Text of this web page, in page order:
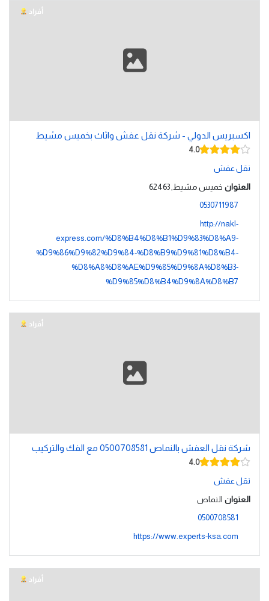
أفراد
اكسبريس الدولي - شركة نقل عفش واثاث بخميس مشيط
4.0
نقل عفش
العنوان خميس مشيط, 62463
0530711987
http://nakl-
express.com/%D8%B4%D8%B1%D9%83%D8%A9-
%D9%86%D9%82%D9%84-%D8%B9%D9%81%D8%B4-
%D8%A8%D8%AE%D9%85%D9%8A%D8%B3-
%D9%85%D8%B4%D9%8A%D8%B7
أفراد
شركة نقل العفش بالنماص 0500708581 مع الفك والتركيب
4.0
نقل عفش
العنوان النماص
0500708581
https://www.experts-ksa.com
أفراد